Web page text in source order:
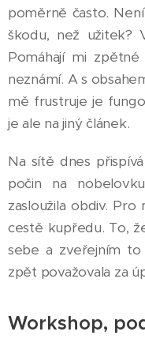
poměrně často.
škodu, než užitek?
Pomáhají mi
neznámí. A s
mě frustruje je
je ale na jiný článek.
Na sítě dnes
počin na
zasloužila obdiv.
cestě kupředu. To,
sebe a zveřejním
zpět považovala za
Workshop,